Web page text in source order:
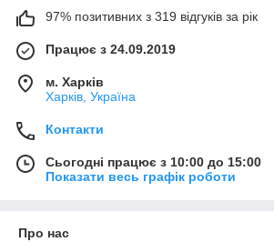
97% позитивних з 319 відгуків за рік
Працює з 24.09.2019
м. Харків
Харків, Україна
Контакти
Сьогодні працює з 10:00 до 15:00
Показати весь графік роботи
Про нас